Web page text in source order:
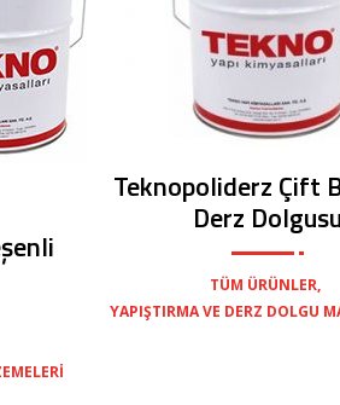
Teknopoliderz Çift
Derz Dolgusu
TÜM ÜRÜNLER
YAPIŞTIRMA VE DERZ DOLGU